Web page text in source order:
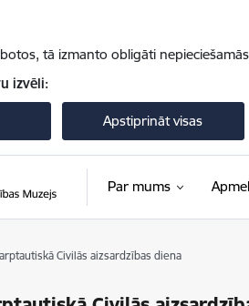
tā izmanto obligāti
izvēli:
Apstiprināt visas
Par mums
Civilās aizsardzības diena